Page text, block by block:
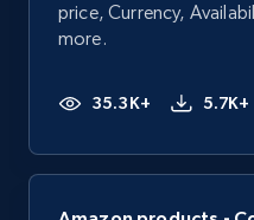
price, Currency,
more.
35.3K+ 5.7K+